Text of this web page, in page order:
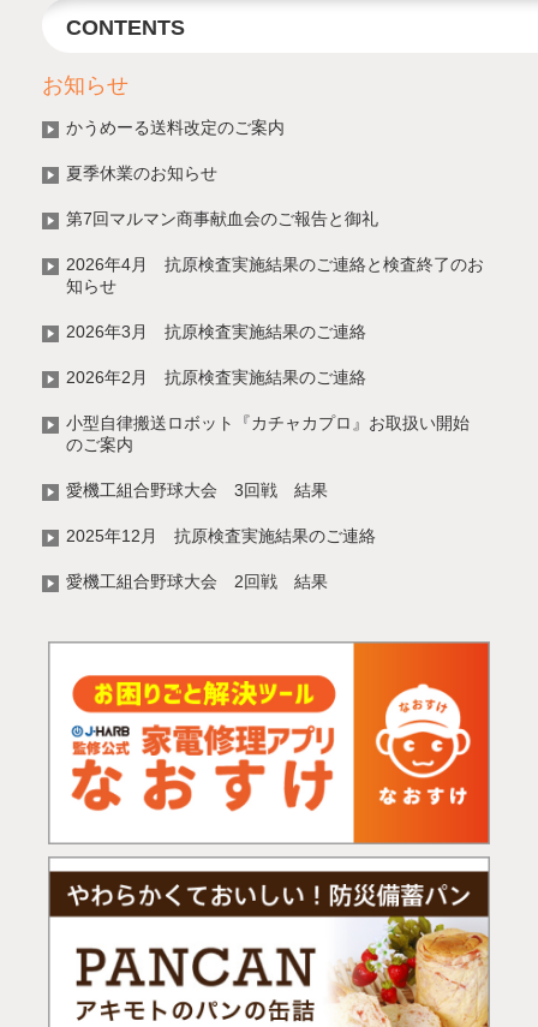
CONTENTS
お知らせ
かうめーる送料改定のご案内
夏季休業のお知らせ
第7回マルマン商事献血会のご報告と御礼
2026年4月 抗原検査実施結果のご連絡と検査終了のお
知らせ
2026年3月 抗原検査実施結果のご連絡
2026年2月 抗原検査実施結果のご連絡
小型自律搬送ロボット『カチャカプロ』お取扱い開始
のご案内
愛機工組合野球大会 3回戦 結果
2025年12月 抗原検査実施結果のご連絡
愛機工組合野球大会 2回戦 結果